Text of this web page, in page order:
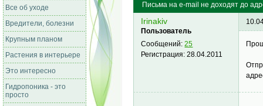
Все об уходе
Вредители, болезни
Крупным планом
Растения в интерьере
Это интересно
Гидропоника - это
просто
Письма на e-mail не доходят до
Irinakiv
Пользователь
Сообщений:25
Регистрация:28.04.2011